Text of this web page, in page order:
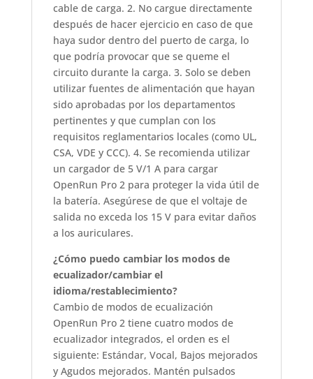
cable de carga. 2. No cargue directamente
después de hacer ejercicio en caso de que
haya sudor dentro del puerto de carga, lo
que podría provocar que se queme el
circuito durante la carga. 3. Solo se deben
utilizar fuentes de alimentación que hayan
sido aprobadas por los departamentos
pertinentes y que cumplan con los
requisitos reglamentarios locales (como UL,
CSA, VDE y CCC). 4. Se recomienda utilizar
un cargador de 5 V/1 A para cargar
OpenRun Pro 2 para proteger la vida útil de
la batería. Asegúrese de que el voltaje de
salida no exceda los 15 V para evitar daños
a los auriculares.
¿Cómo puedo cambiar los modos de
ecualizador/cambiar el
idioma/restablecimiento?
Cambio de modos de ecualización
OpenRun Pro 2 tiene cuatro modos de
ecualizador integrados, el orden es el
siguiente: Estándar, Vocal, Bajos mejorados
y Agudos mejorados. Mantén pulsados